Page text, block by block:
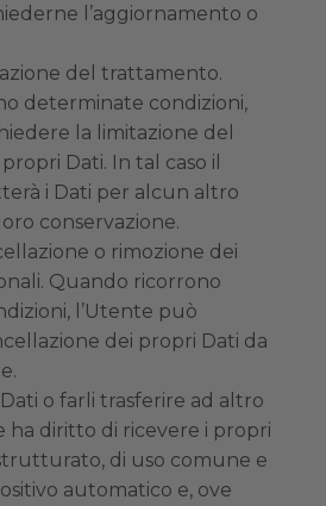
l’aggiornamento o
del trattamento.
determinate condizioni,
la limitazione del
Dati. In tal caso il
i Dati per alcun altro
conservazione.
o rimozione dei
Quando ricorrono
l’Utente può
dei propri Dati da
o farli trasferire ad altro
ha diritto di ricevere i propri
di uso comune e
automatico e, ove